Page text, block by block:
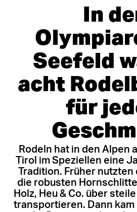
In
Seefeld
acht
für
Rodeln hat in den Alpen
Tirol im Speziellen eine
Tradition. Früher
die robusten
Holz, Heu & Co. über
transportieren. Dann kam